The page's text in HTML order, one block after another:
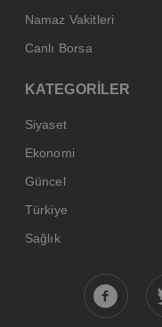
Namaz Vakitleri
Canlı Borsa
KATEGORİLER
Siyaset
Ekonomi
Güncel
Türkiye
Sağlık